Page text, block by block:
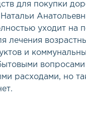
для покупки
уходит на
лечения
и
расходами, но